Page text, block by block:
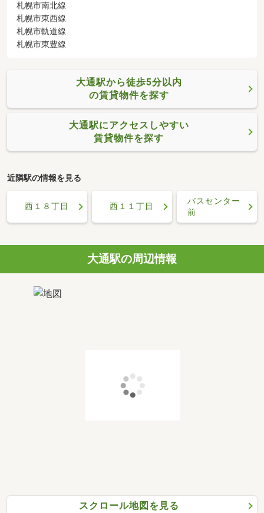
札幌市南北線
札幌市東西線
札幌市軌道線
札幌市東豊線
大通駅から徒歩5分以内
の賃貸物件を探す
大通駅にアクセスしやすい
賃貸物件を探す
近隣駅の情報を見る
西１８丁目 西１１丁目
バスセンター
前
大通駅の周辺情報
スクロール地図を見る